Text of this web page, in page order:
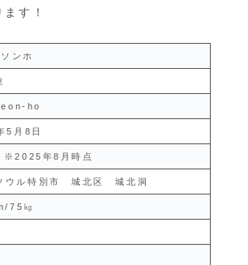
す！
ンホ
ho
5月8日
年8月時点
ウル特別市 城北区 城北洞
75㎏